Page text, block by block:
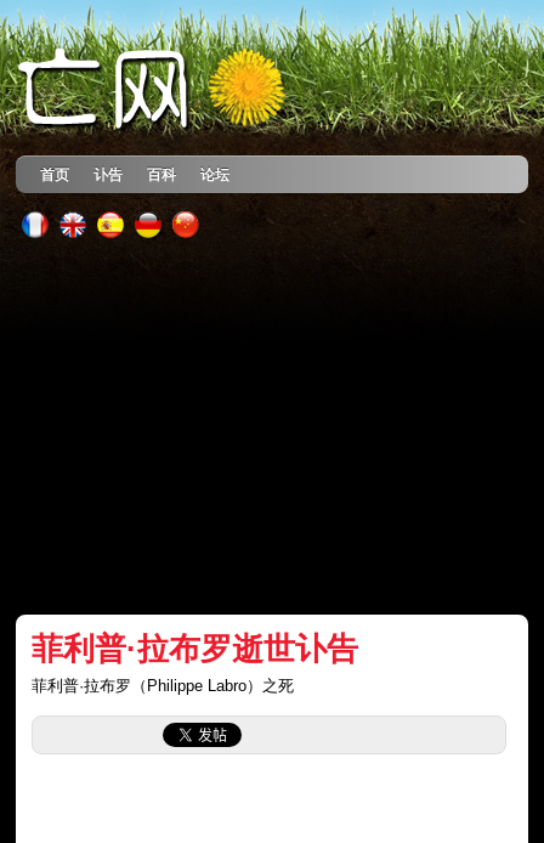
首页 讣告 百科 论坛
菲利普·拉布罗逝世讣告
菲利普·拉布罗（Philippe Labro）之死